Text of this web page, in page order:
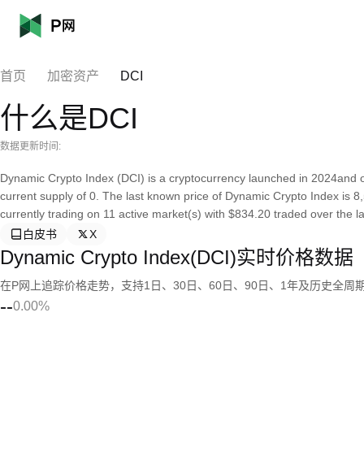
首页 加密资产 DCI
什么是DCI
数据更新时间:
Dynamic Crypto Index (DCI) is a cryptocurrency launched in
current supply of 0. The last known price of Dynamic Crypto Index is
currently trading on 11 active market(s) with $834.20 traded over the
白皮书
X
Dynamic Crypto Index(DCI)实时价格数据
在P网上追踪价格走势，支持1日、30日、60日、90日、1年及历史全周
--0.00%